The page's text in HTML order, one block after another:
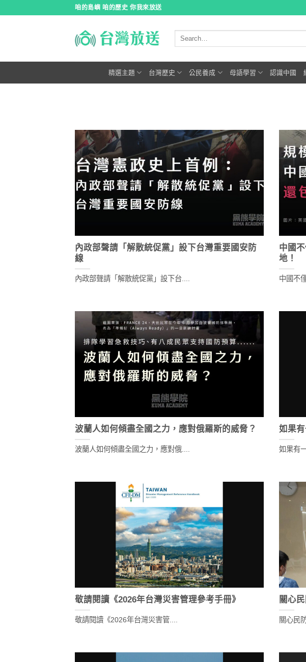
咱的島嶼 咱的歷史 你我來放送
精選主題 台灣歷史 公民養成 母語學習 認識中國
內政部聲請「解散統促黨」設下台灣重要國安防
線
內政部聲請「解散統促黨」設下台....
中國
地！
中國不
波蘭人如何傾盡全國之力，應對俄羅斯的威脅？
波蘭人如何傾盡全國之力，應對俄....
如果
如果有
敬請閱讀《2026年台灣災害管理參考手冊》
敬請閱讀《2026年台灣災害管....
關心
關心民